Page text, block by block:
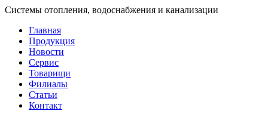
Системы отопления, водоснабжения и канализации
Главная
Продукция
Новости
Сервис
Товарищи
Филиалы
Статьи
Контакт